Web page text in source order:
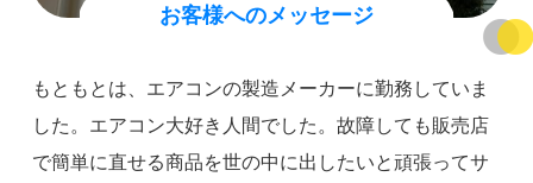
お客様へのメッセージ
もともとは、エアコンの製造メーカーに勤務していま
した。エアコン大好き人間でした。故障しても販売店
で簡単に直せる商品を世の中に出したいと頑張ってサ